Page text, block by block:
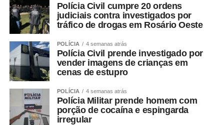
Polícia Civil cumpre 20 ordens
judiciais contra investigados por
tráfico de drogas em Rosário Oeste
POLÍCIA 4 semanas atrás
Polícia Civil prende investigado por
vender imagens de crianças em
cenas de estupro
POLÍCIA 4 semanas atrás
Polícia Militar prende homem com
porção de cocaína e espingarda
irregular